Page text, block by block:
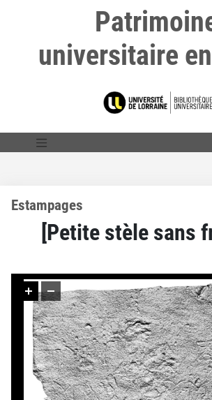
universitaire
Estampages
[Petite stèle sans